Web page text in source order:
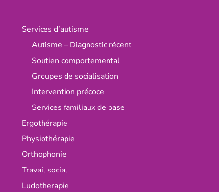
Services d’autisme
Autisme – Diagnostic récent
Soutien comportemental
Groupes de socialisation
Intervention précoce
Services familiaux de base
Ergothérapie
Physiothérapie
Orthophonie
Travail social
Ludotherapie